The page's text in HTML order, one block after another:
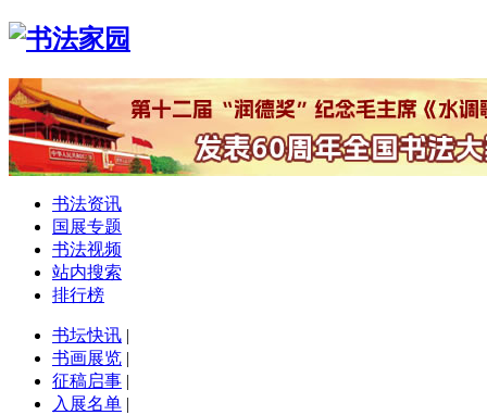
书法资讯
国展专题
书法视频
站内搜索
排行榜
书坛快讯 |
书画展览 |
征稿启事 |
入展名单 |